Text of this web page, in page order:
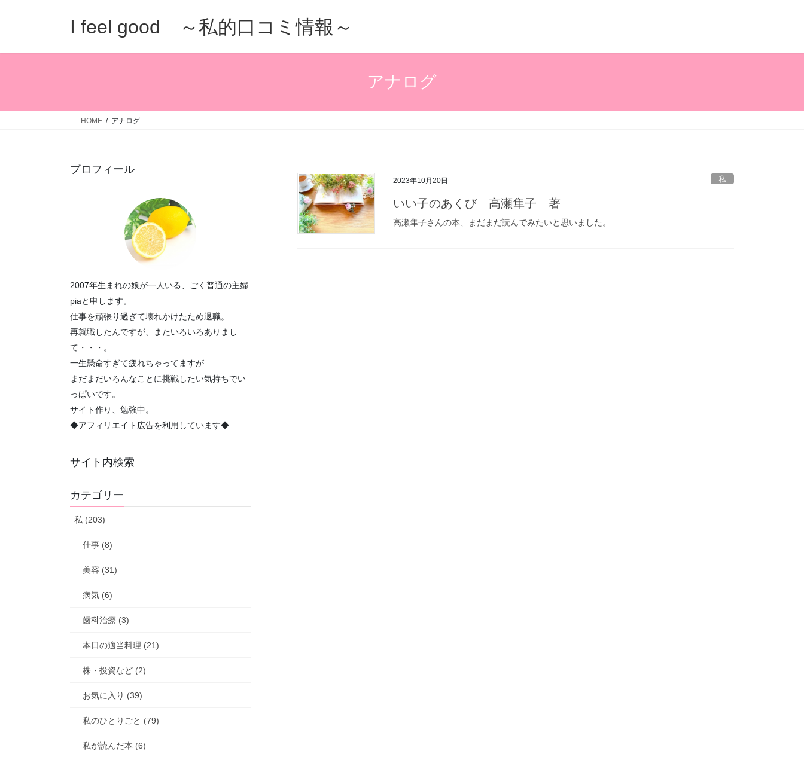
I feel good ～私的口コミ情報～
アナログ
HOME アナログ
2023年10月20日 私
いい子のあくび 高瀬隼子 著
高瀬隼子さんの本、まだまだ読んでみたいと思いました。
プロフィール
2007年生まれの娘が一人いる、ごく普通の主婦
piaと申します。
仕事を頑張り過ぎて壊れかけたため退職。
再就職したんですが、またいろいろありまし
て・・・。
一生懸命すぎて疲れちゃってますが
まだまだいろんなことに挑戦したい気持ちでい
っぱいです。
サイト作り、勉強中。
◆アフィリエイト広告を利用しています◆
サイト内検索
カテゴリー
私 (203)
仕事 (8)
美容 (31)
病気 (6)
歯科治療 (3)
本日の適当料理 (21)
株・投資など (2)
お気に入り (39)
私のひとりごと (79)
私が読んだ本 (6)